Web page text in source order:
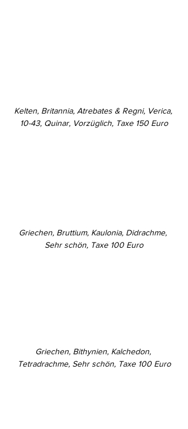
Kelten, Britannia, Atrebates & Regni, Verica,
10-43, Quinar, Vorzüglich, Taxe 150 Euro
Griechen, Bruttium, Kaulonia, Didrachme,
Sehr schön, Taxe 100 Euro
Griechen, Bithynien, Kalchedon,
Tetradrachme, Sehr schön, Taxe 100 Euro